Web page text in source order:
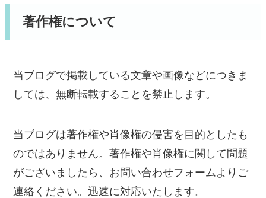
著作権について
当ブログで掲載している文章や画像などにつきま
しては、無断転載することを禁止します。
当ブログは著作権や肖像権の侵害を目的としたも
のではありません。著作権や肖像権に関して問題
がございましたら、お問い合わせフォームよりご
連絡ください。迅速に対応いたします。